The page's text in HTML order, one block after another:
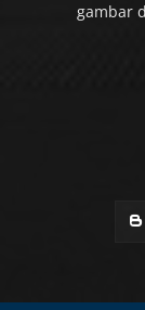
gambar